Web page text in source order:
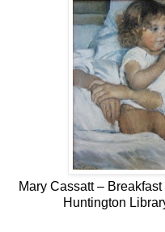
Mary Cassatt –
Huntington